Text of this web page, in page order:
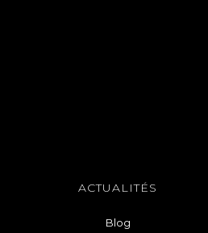
ACTUALITÉS
Blog